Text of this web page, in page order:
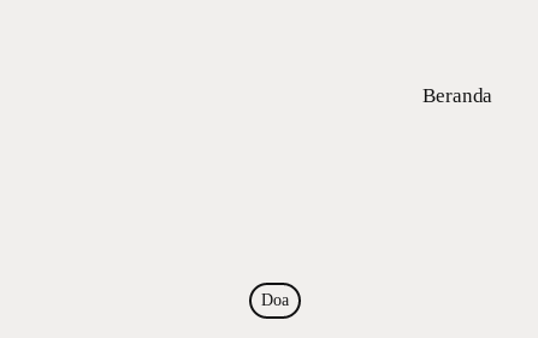
Beranda
Doa